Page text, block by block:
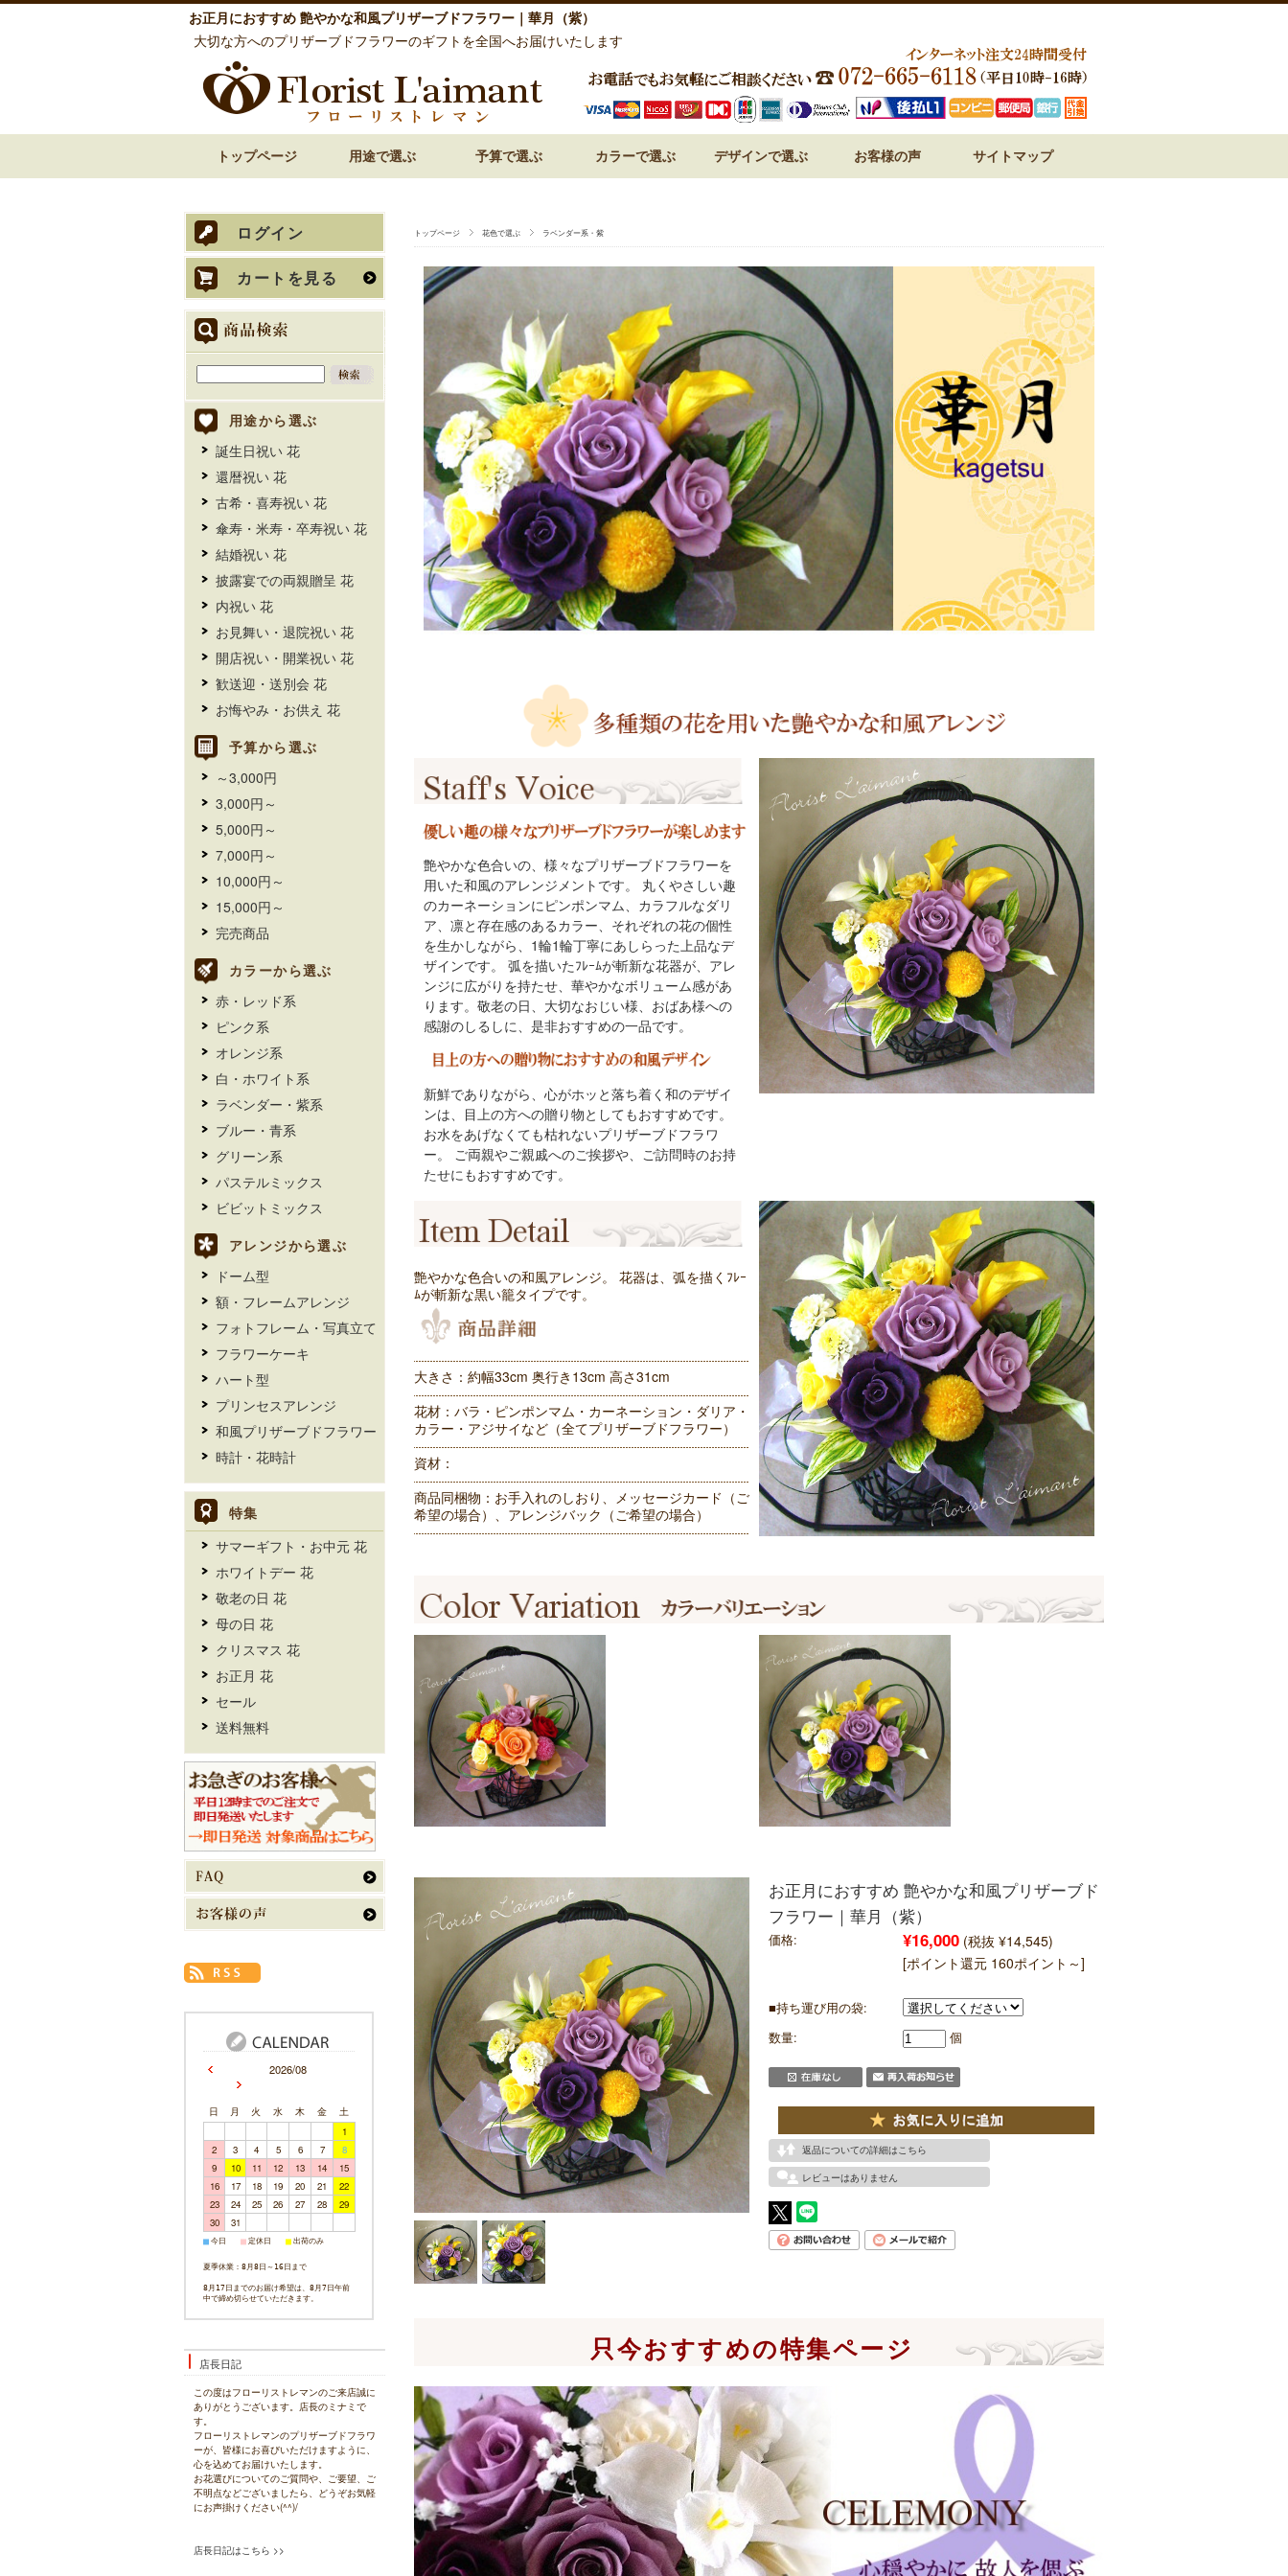
お正月におすすめ 艶やかな和風プリザーブドフラワー｜華月（紫）
大切な方へのプリザーブドフラワーのギフトを全国へお届けいたします
トップページ 用途で選ぶ 予算で選ぶ カラーで選ぶ デザインで選ぶ お客様の声 サイトマップ
トップページ 花色で選ぶ ラベンダー系・紫
艶やかな色合いの、様々なプリザーブドフラワーを
用いた和風のアレンジメントです。 丸くやさしい趣
のカーネーションにピンポンマム、カラフルなダリ
ア、凛と存在感のあるカラー、それぞれの花の個性
を生かしながら、1輪1輪丁寧にあしらった上品なデ
ザインです。 弧を描いたﾌﾚｰﾑが斬新な花器が、アレ
ンジに広がりを持たせ、華やかなボリューム感があ
ります。敬老の日、大切なおじい様、おばあ様への
感謝のしるしに、是非おすすめの一品です。
新鮮でありながら、心がホッと落ち着く和のデザイ
ンは、目上の方への贈り物としてもおすすめです。
お水をあげなくても枯れないプリザーブドフラワ
ー。 ご両親やご親戚へのご挨拶や、ご訪問時のお持
たせにもおすすめです。
艶やかな色合いの和風アレンジ。 花器は、弧を描くﾌﾚｰ
ﾑが斬新な黒い籠タイプです。
大きさ：約幅33cm 奥行き13cm 高さ31cm
花材：バラ・ピンポンマム・カーネーション・ダリア・
カラー・アジサイなど（全てプリザーブドフラワー）
資材：
商品同梱物：お手入れのしおり、メッセージカード（ご
希望の場合）、アレンジバック（ご希望の場合）
お正月におすすめ 艶やかな和風プリザーブド
フラワー｜華月（紫）
価格: ¥16,000 (税抜 ¥14,545)
[ポイント還元 160ポイント～]
■持ち運び用の袋:
数量:
個
返品についての詳細はこちら
レビューはありません
只今おすすめの特集ページ
ログイン
カートを見る
用途から選ぶ
誕生日祝い 花
還暦祝い 花
古希・喜寿祝い 花
傘寿・米寿・卒寿祝い 花
結婚祝い 花
披露宴での両親贈呈 花
内祝い 花
お見舞い・退院祝い 花
開店祝い・開業祝い 花
歓送迎・送別会 花
お悔やみ・お供え 花
予算から選ぶ
～3,000円
3,000円～
5,000円～
7,000円～
10,000円～
15,000円～
完売商品
カラーから選ぶ
赤・レッド系
ピンク系
オレンジ系
白・ホワイト系
ラベンダー・紫系
ブルー・青系
グリーン系
パステルミックス
ビビットミックス
アレンジから選ぶ
ドーム型
額・フレームアレンジ
フォトフレーム・写真立て
フラワーケーキ
ハート型
プリンセスアレンジ
和風プリザーブドフラワー
時計・花時計
特集
サマーギフト・お中元 花
ホワイトデー 花
敬老の日 花
母の日 花
クリスマス 花
お正月 花
セール
送料無料
2026/08
日 月 火 水 木 金
土
1
2
3 4 5 6 7
8
9
10 11 12 13 14
15
16
17 18 19 20 21
22
23
24 25 26 27 28
29
30
31
■ 今日 ■ 定休日 ■ 出荷のみ
夏季休業：8月8日～16日まで
8月17日までのお届け希望は、8月7日午前
中で締め切らせていただきます。
店長日記
この度はフローリストレマンのご来店誠に
ありがとうございます。店長のミナミで
す。
フローリストレマンのプリザーブドフラワ
ーが、皆様にお喜びいただけますように、
心を込めてお届けいたします。
お花選びについてのご質問や、ご要望、ご
不明点などございましたら、どうぞお気軽
にお声掛けください(^^)/
店長日記はこちら >>